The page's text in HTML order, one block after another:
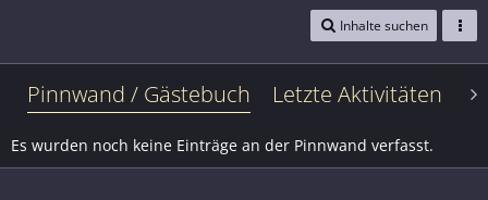
Inhalte suchen
Pinnwand / Gästebuch Letzte Aktivitäten
Es wurden noch keine Einträge an der Pinnwand verfasst.